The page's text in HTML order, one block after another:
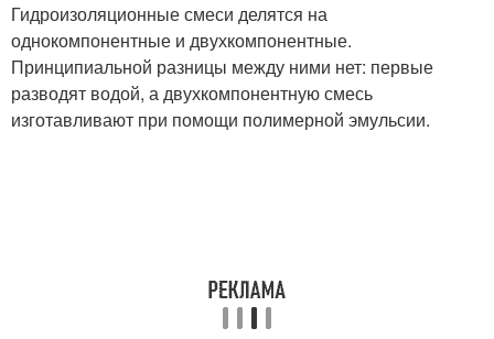
Гидроизоляционные смеси делятся на
однокомпонентные и двухкомпонентные.
Принципиальной разницы между ними нет: первые
разводят водой, а двухкомпонентную смесь
изготавливают при помощи полимерной эмульсии.